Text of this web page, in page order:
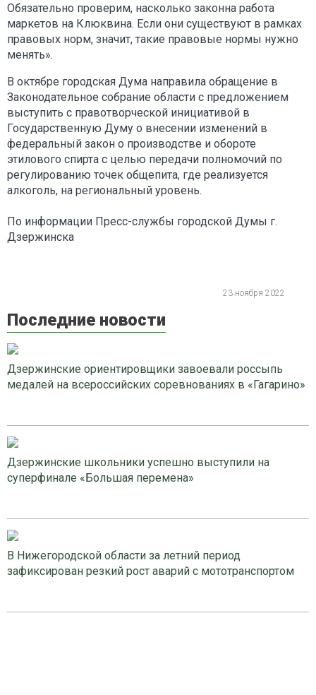
Обязательно проверим, насколько законна работа
маркетов на Клюквина. Если они существуют в рамках
правовых норм, значит, такие правовые нормы нужно
менять».
В октябре городская Дума направила обращение в
Законодательное собрание области с предложением
выступить с правотворческой инициативой в
Государственную Думу о внесении изменений в
федеральный закон о производстве и обороте
этилового спирта с целью передачи полномочий по
регулированию точек общепита, где реализуется
алкоголь, на региональный уровень.
По информации Пресс-службы городской Думы г.
Дзержинска
23 ноября 2022
Последние новости
Дзержинские ориентировщики завоевали россыпь
медалей на всероссийских соревнованиях в «Гагарино»
Дзержинские школьники успешно выступили на
суперфинале «Большая перемена»
В Нижегородской области за летний период
зафиксирован резкий рост аварий с мототранспортом